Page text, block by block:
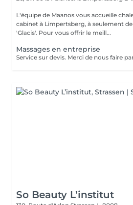
L'équipe de Maanos vous accueille
cabinet à Limpertsberg, à seulement
'Glacis'. Pour vous offrir le meill...
Massages en entreprise
So Beauty L’institut